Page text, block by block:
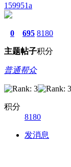
159951a
0
主题
695
帖子
8180
积分
普通帮众
积分
8180
发消息